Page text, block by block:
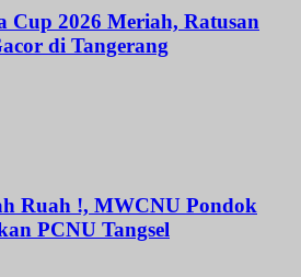
Cup 2026 Meriah, Ratusan
di Tangerang
Ruah !, MWCNU Pondok
PCNU Tangsel